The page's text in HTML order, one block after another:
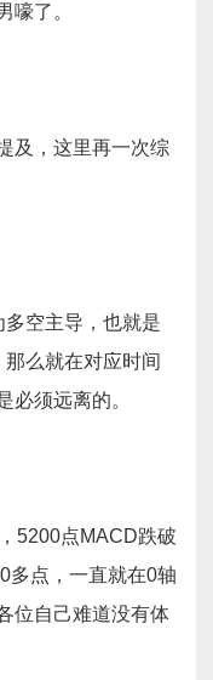
嚎了。
及，这里再一次综
空主导，也就是
么就在对应时间
必须远离的。
5200点MACD跌破
多点，一直就在0轴
位自己难道没有体